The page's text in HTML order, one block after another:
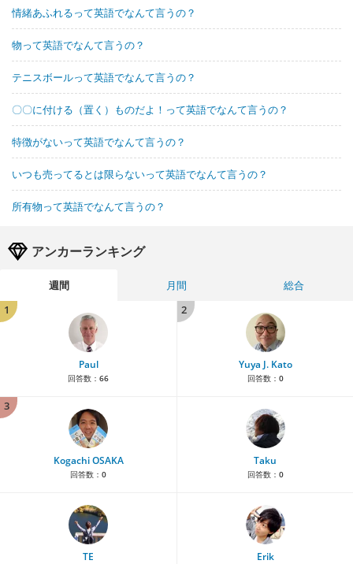
情緒あふれるって英語でなんて言うの？
物って英語でなんて言うの？
テニスボールって英語でなんて言うの？
〇〇に付ける（置く）ものだよ！って英語でなんて言うの？
特徴がないって英語でなんて言うの？
いつも売ってるとは限らないって英語でなんて言うの？
所有物って英語でなんて言うの？
アンカーランキング
週間 月間
総合
1
Paul
回答数： 66
2
Yuya J. Kato
回答数： 0
3
Kogachi OSAKA
回答数： 0
Taku
回答数： 0
TE Erik